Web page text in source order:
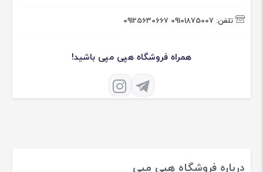
تلفن: 09101875007
09125630667
همراه فروشگاه هپی مپی باشید!
درباره فروشگاه هپی مپی